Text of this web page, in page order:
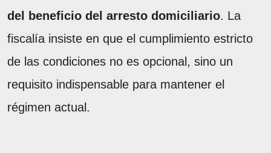
del beneficio del arresto domiciliario. La
fiscalía insiste en que el cumplimiento estricto
de las condiciones no es opcional, sino un
requisito indispensable para mantener el
régimen actual.